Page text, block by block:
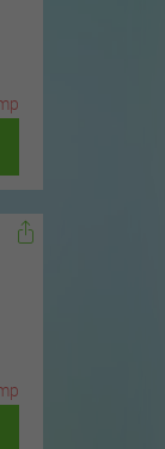
p
p